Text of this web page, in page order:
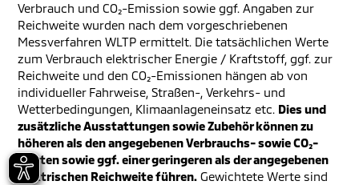
Verbrauch und CO₂-Emission sowie ggf. Angaben zur
Reichweite wurden nach dem vorgeschriebenen
Messverfahren WLTP ermittelt. Die tatsächlichen Werte
zum Verbrauch elektrischer Energie / Kraftstoff, ggf. zur
Reichweite und den CO₂-Emissionen hängen ab von
individueller Fahrweise, Straßen-, Verkehrs- und
Wetterbedingungen, Klimaanlageneinsatz etc. Dies und
zusätzliche Ausstattungen sowie Zubehör können zu
höheren als den angegebenen Verbrauchs- sowie CO₂-
Werten sowie ggf. einer geringeren als der angegebenen
elektrischen Reichweite führen. Gewichtete Werte sind